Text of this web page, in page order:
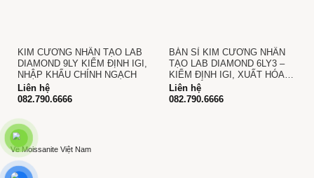
KIM CƯƠNG NHÂN TẠO LAB
DIAMOND 9LY KIỂM ĐỊNH IGI,
NHẬP KHẨU CHÍNH NGẠCH
Liên hệ
082.790.6666
BÁN SỈ KIM CƯƠNG NHÂN
TẠO LAB DIAMOND 6LY3 –
KIỂM ĐỊNH IGI, XUẤT HÓA
ĐƠN ĐỎ
Liên hệ
082.790.6666
Về Moissanite Việt Nam